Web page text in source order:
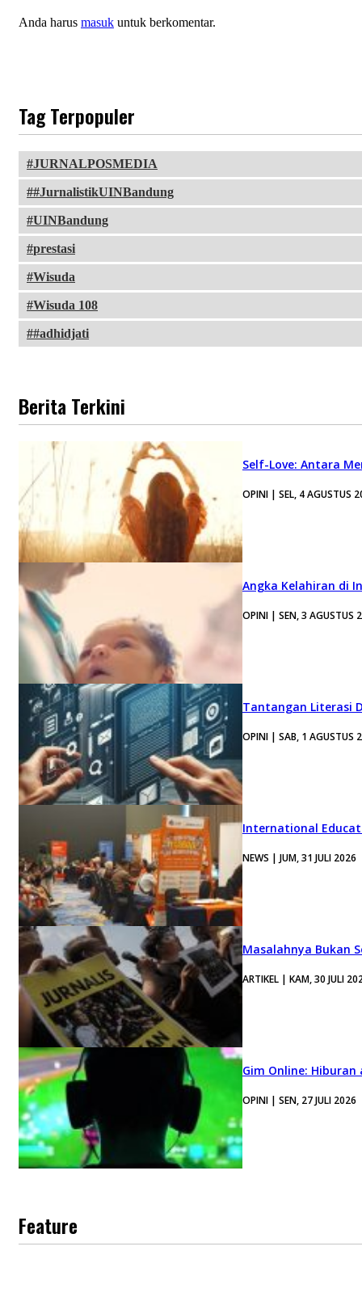
Anda harus masuk untuk berkomentar.
Tag Terpopuler
JURNALPOSMEDIA
#JurnalistikUINBandung
UINBandung
prestasi
Wisuda
Wisuda 108
#adhidjati
Berita Terkini
Self-Love: Antara
OPINI | SEL, 4 AGUSTUS
Angka Kelahiran di
OPINI | SEN, 3 AGUSTUS
Tantangan Literasi
OPINI | SAB, 1 AGUSTUS
International
NEWS | JUM, 31 JULI 2026
Masalahnya Bukan
ARTIKEL | KAM, 30 JULI
Gim Online:
OPINI | SEN, 27 JULI 2026
Feature